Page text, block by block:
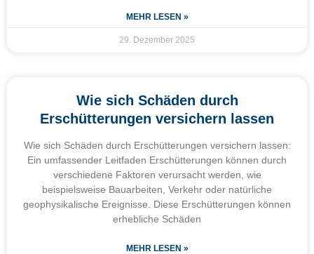
MEHR LESEN »
29. Dezember 2025
Wie sich Schäden durch
Erschütterungen versichern lassen
Wie sich Schäden durch Erschütterungen versichern lassen:
Ein umfassender Leitfaden Erschütterungen können durch
verschiedene Faktoren verursacht werden, wie
beispielsweise Bauarbeiten, Verkehr oder natürliche
geophysikalische Ereignisse. Diese Erschütterungen können
erhebliche Schäden
MEHR LESEN »